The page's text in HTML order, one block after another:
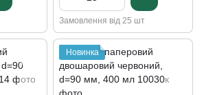
Замовлення від 25 шт
Новинка